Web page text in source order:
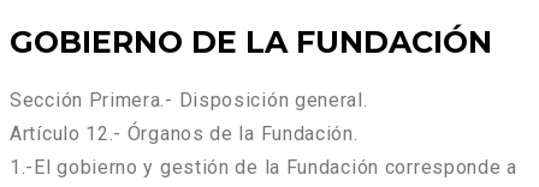
GOBIERNO DE LA FUNDACIÓN
Sección Primera.- Disposición general.
Artículo 12.- Órganos de la Fundación.
1.-El gobierno y gestión de la Fundación corresponde a